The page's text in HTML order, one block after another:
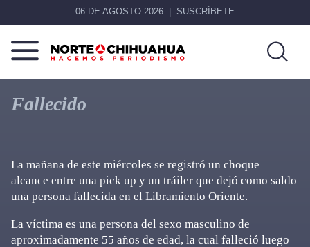
06 DE AGOSTO 2026 SUSCRÍBETE
Norte
De
Chihuahua
Más
que
noticias,
Fallecido
La mañana de este miércoles se registró un choque
alcance entre una pick up y un tráiler que dejó como saldo
una persona fallecida en el Libramiento Oriente.
La víctima es una persona del sexo masculino de
aproximadamente 55 años de edad, la cual falleció luego